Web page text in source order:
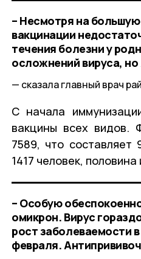
– Несмотря на
вакцинации
течения болезни у
осложнений вируса,
сказала главный врач
С начала
вакцины всех видов.
7589, что составляет
1417 человек,
– Особую
омикрон. Вирус
рост заболеваемости
февраля.